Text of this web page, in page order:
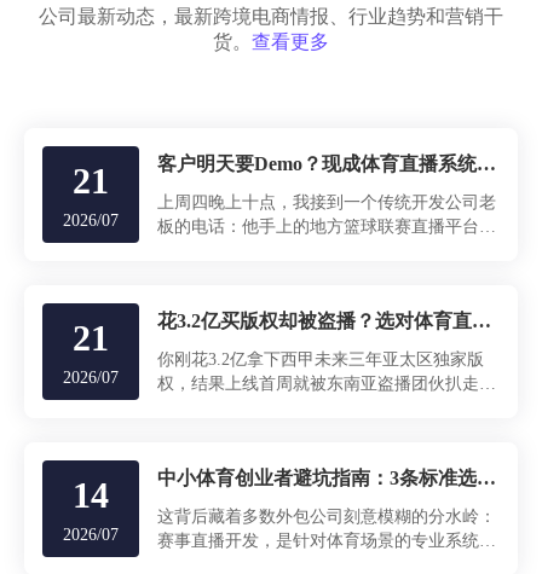
公司最新动态，最新跨境电商情报、行业趋势和营销干
货。 查看更多
21
2026/07
客户明天要Demo？现成体育直播系统源码3天部署交付，破解交付死局
上周四晚上十点，我接到一个传统开发公司老
板的电话：他手上的地方篮球联赛直播平台需
智能切换、实时比分驱动UI、高并发下CDN自
动扩缩容。
21
2026/07
花3.2亿买版权却被盗播？选对体育直播开发公司，才是守住天价版权的关键
你刚花3.2亿拿下西甲未来三年亚太区独家版
权，结果上线首周就被东南亚盗播团伙扒走信
14
2026/07
中小体育创业者避坑指南：3条标准选对赛事直播开发伙伴
这背后藏着多数外包公司刻意模糊的分水岭：
赛事直播开发，是针对体育场景的专业系统工